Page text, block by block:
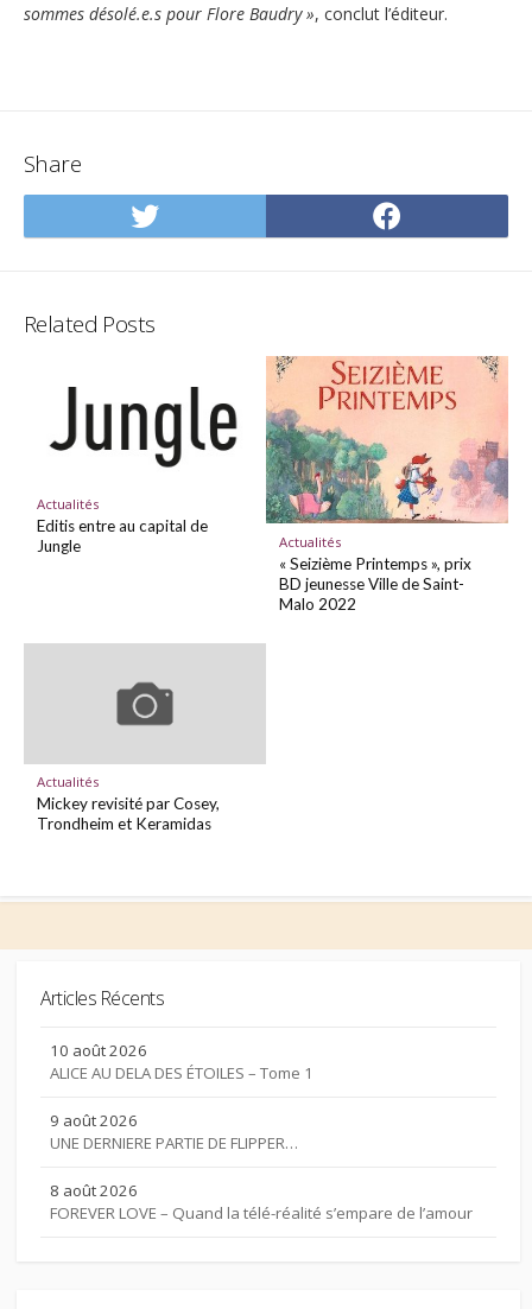
sommes désolé.e.s pour Flore Baudry », conclut l’éditeur.
Share
Share
on
on
Related Posts
Actualités
Editis entre au capital de
Jungle
Actualités
« Seizième Printemps », prix
BD jeunesse Ville de Saint-
Malo 2022
Actualités
Mickey revisité par Cosey,
Trondheim et Keramidas
Articles Récents
10 août 2026
ALICE AU DELA DES ÉTOILES – Tome 1
9 août 2026
UNE DERNIERE PARTIE DE FLIPPER…
8 août 2026
FOREVER LOVE – Quand la télé-réalité s’empare de l’amour